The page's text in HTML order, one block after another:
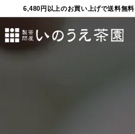
6,480円以上のお買い上げで送料無料